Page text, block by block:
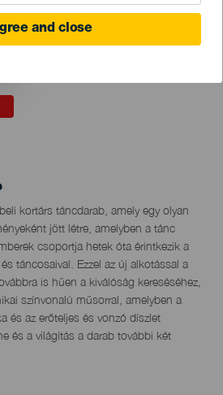
and close
kortárs táncdarab, amely egy olyan
jött létre, amelyben a tánc
csoportja hetek óta érintkezik a
táncosaival. Ezzel az új alkotással a
is hűen a kiválóság kereséséhez,
színvonalú műsorral, amelyben a
és az erőteljes és vonzó díszlet
és a világítás a darab további két